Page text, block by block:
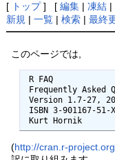
[ トップ] [ 編集| 凍結|
新規 | 一覧| 検索| 最終
このページでは,
Kurt Hornik
(http://cran.r-